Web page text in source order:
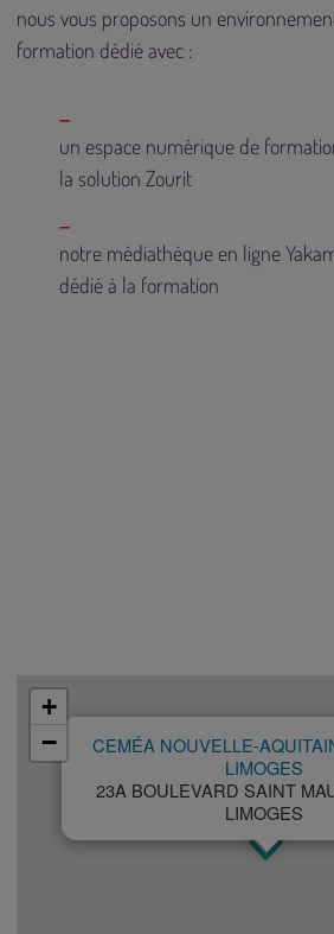
nous vous proposons un
formation dédié avec :
un espace numérique de
la solution Zourit
notre médiathèque en ligne
dédié à la formation
CEMÉA NOUVELLE-
LIMOGES
23A BOULEVARD SAINT
LIMOGES
+
−